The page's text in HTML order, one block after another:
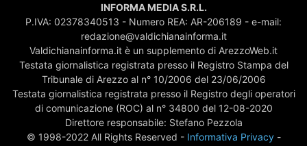
INFORMA MEDIA S.R.L.
P.IVA: 02378340513 - Numero REA: AR-206189 - e-mail:
redazione@valdichianainforma.it
Valdichianainforma.it è un supplemento di ArezzoWeb.it
Testata giornalistica registrata presso il Registro Stampa del
Tribunale di Arezzo al n° 10/2006 del 23/06/2006
Testata giornalistica registrata presso il Registro degli operatori
di comunicazione (ROC) al n° 34800 del 12-08-2020
Direttore responsabile: Stefano Pezzola
© 1998-2022 All Rights Reserved - Informativa Privacy-